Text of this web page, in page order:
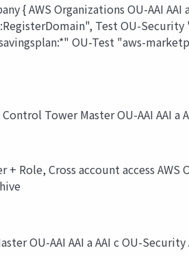
{ AWS Organizations OU-AAI
Test OU-Security
OU-Test "aws-
Tower Master OU-AAI AAI
Cross account access AWS
OU-AAI AAI a AAI c OU-